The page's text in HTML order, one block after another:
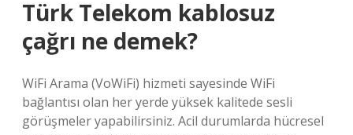
Türk Telekom kablosuz
çağrı ne demek?
WiFi Arama (VoWiFi) hizmeti sayesinde WiFi
bağlantısı olan her yerde yüksek kalitede sesli
görüşmeler yapabilirsiniz. Acil durumlarda hücresel